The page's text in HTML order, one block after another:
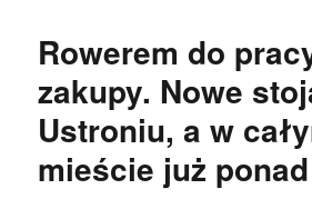
Rowerem do
zakupy. Nowe
Ustroniu, a w
mieście już